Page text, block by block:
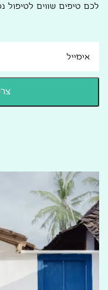
לכם טיפים שווים לטיפול